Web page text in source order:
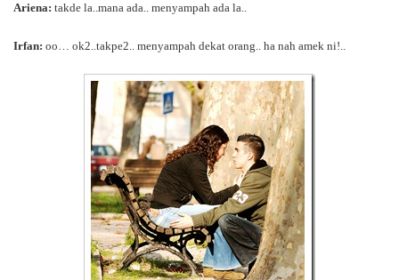
Ariena: takde la..mana ada.. menyampah ada la..
Irfan: oo… ok2..takpe2.. menyampah dekat orang.. ha nah amek ni!..